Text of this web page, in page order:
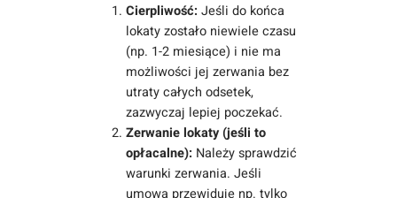
Cierpliwość: Jeśli do końca
lokaty zostało niewiele czasu
(np. 1-2 miesiące) i nie ma
możliwości jej zerwania bez
utraty całych odsetek,
zazwyczaj lepiej poczekać.
Zerwanie lokaty (jeśli to
opłacalne): Należy sprawdzić
warunki zerwania. Jeśli
umowa przewiduje np. tylko